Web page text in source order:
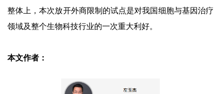
整体上，本次放开外商限制的试点是对我国细胞与基因治疗
领域及整个生物科技行业的一次重大利好。
本文作者：